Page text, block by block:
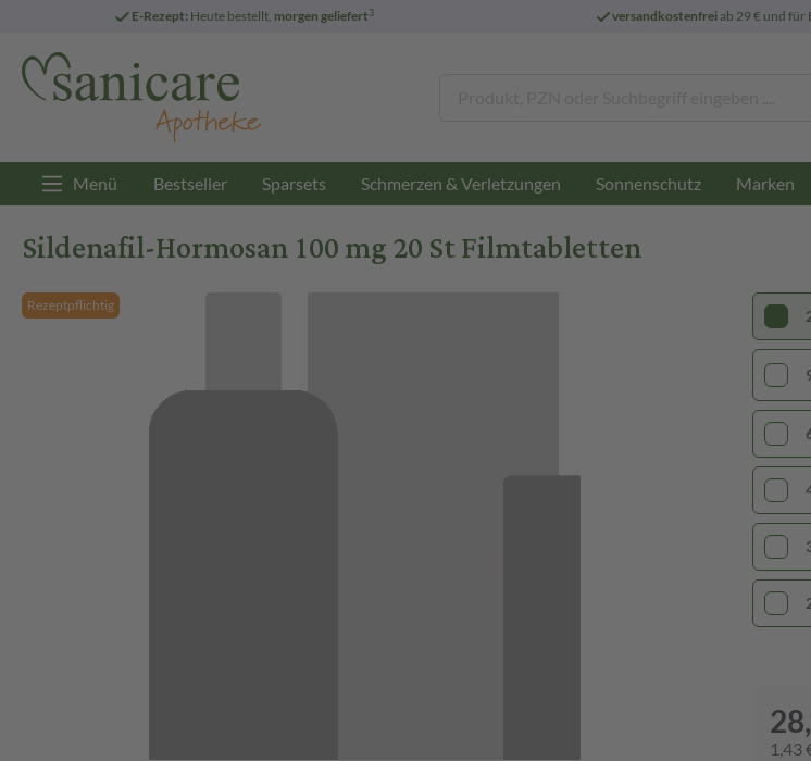
E-Rezept: Heute bestellt, morgen geliefert3 versandkostenfreiab 29 € und für
Menü Bestseller Sparsets Schmerzen & Verletzungen Sonnenschutz Marken
Sildenafil-Hormosan 100 mg 20 St Filmtabletten
Rezeptpflichtig
1,43